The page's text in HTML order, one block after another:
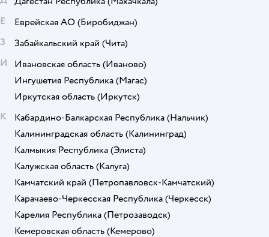
Е
Еврейская АО (Биробиджан)
З
Забайкальский край (Чита)
И
Ивановская область (Иваново)
Ингушетия Республика (Магас)
Иркутская область (Иркутск)
К
Кабардино-Балкарская Республика (Нальчик)
Калининградская область (Калининград)
Калмыкия Республика (Элиста)
Калужская область (Калуга)
Камчатский край (Петропавловск-Камчатский)
Карачаево-Черкесская Республика (Черкесск)
Карелия Республика (Петрозаводск)
Кемеровская область (Кемерово)